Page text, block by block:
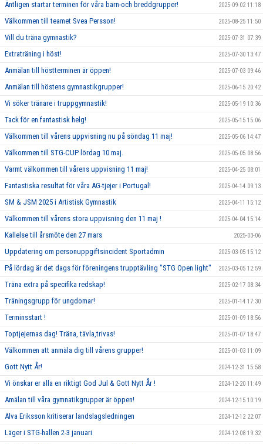
Äntligen startar terminen för våra barn-och breddgrupper! 2025-09-02 11:18
Välkommen till teamet Svea Persson! 2025-08-25 11:50
Vill du träna gymnastik? 2025-07-31 07:39
Extraträning i höst! 2025-07-30 13:47
Anmälan till höstterminen är öppen! 2025-07-03 09:46
Anmälan till höstens gymnastikgrupper! 2025-06-15 20:42
Vi söker tränare i truppgymnastik! 2025-05-19 10:36
Tack för en fantastisk helg! 2025-05-15 15:06
Välkommen till vårens uppvisning nu på söndag 11 maj! 2025-05-06 14:47
Välkommen till STG-CUP lördag 10 maj. 2025-05-05 08:56
Varmt välkommen till vårens uppvisning 11 maj! 2025-04-25 08:01
Fantastiska resultat för våra AG-tjejer i Portugal! 2025-04-14 09:13
SM & JSM 2025 i Artistisk Gymnastik 2025-04-11 15:12
Välkommen till vårens stora uppvisning den 11 maj ! 2025-04-04 15:14
Kallelse till årsmöte den 27 mars 2025-03-06
Uppdatering om personuppgiftsincident Sportadmin 2025-03-05 15:12
På lördag är det dags för föreningens trupptävling "STG Open light" 2025-03-05 12:59
Träna extra på specifika redskap! 2025-02-17 08:34
Träningsgrupp för ungdomar! 2025-01-14 17:30
Terminsstart ! 2025-01-09 18:56
Toptjejernas dag! Träna, tävla,trivas! 2025-01-07 18:47
Välkommen att anmäla dig till vårens grupper! 2025-01-03 11:09
Gott Nytt År! 2024-12-31 15:58
Vi önskar er alla en riktigt God Jul & Gott Nytt År ! 2024-12-20 11:49
Amälan till våra gymnatikgrupper är öppen! 2024-12-15 10:19
Alva Eriksson kritiserar landslagsledningen 2024-12-12 22:07
Läger i STG-hallen 2-3 januari 2024-12-08 19:32